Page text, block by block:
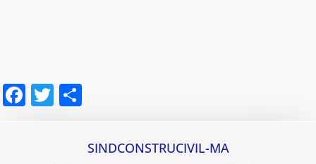
Facebook
Twitter
SINDCONSTRUCIVIL-MA